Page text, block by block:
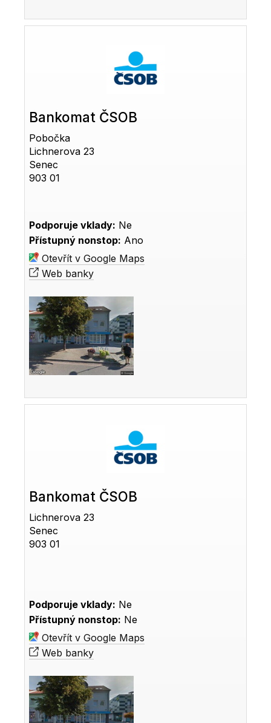
Bankomat ČSOB
Pobočka
Lichnerova 23
Senec
903 01
Podporuje vklady: Ne
Přístupný nonstop: Ano
Otevřít v Google Maps
Web banky
Bankomat ČSOB
Lichnerova 23
Senec
903 01
Podporuje vklady: Ne
Přístupný nonstop: Ne
Otevřít v Google Maps
Web banky